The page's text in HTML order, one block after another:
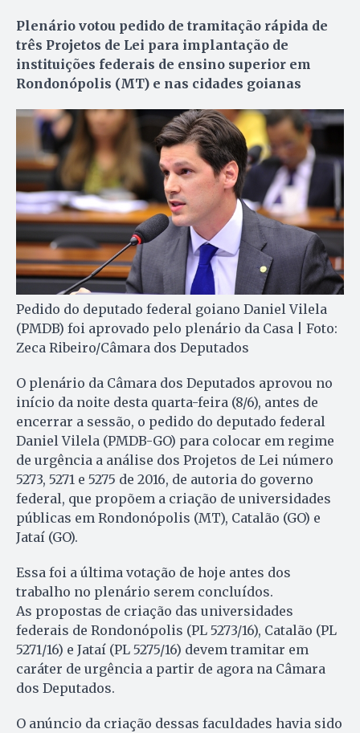
Plenário votou pedido de tramitação rápida de
três Projetos de Lei para implantação de
instituições federais de ensino superior em
Rondonópolis (MT) e nas cidades goianas
Pedido do deputado federal goiano Daniel Vilela
(PMDB) foi aprovado pelo plenário da Casa | Foto:
Zeca Ribeiro/Câmara dos Deputados
O plenário da Câmara dos Deputados aprovou no
início da noite desta quarta-feira (8/6), antes de
encerrar a sessão, o pedido do deputado federal
Daniel Vilela (PMDB-GO) para colocar em regime
de urgência a análise dos Projetos de Lei número
5273, 5271 e 5275 de 2016, de autoria do governo
federal, que propõem a criação de universidades
públicas em Rondonópolis (MT), Catalão (GO) e
Jataí (GO).
Essa foi a última votação de hoje antes dos
trabalho no plenário serem concluídos.
As propostas de criação das universidades
federais de Rondonópolis (PL 5273/16), Catalão (PL
5271/16) e Jataí (PL 5275/16) devem tramitar em
caráter de urgência a partir de agora na Câmara
dos Deputados.
O anúncio da criação dessas faculdades havia sido